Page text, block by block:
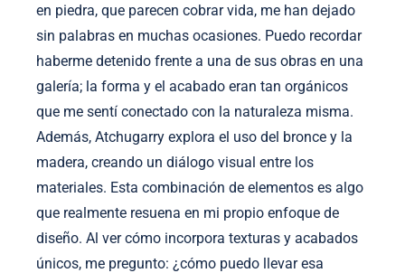
en piedra, que parecen cobrar vida, me han dejado
sin palabras en muchas ocasiones. Puedo recordar
haberme detenido frente a una de sus obras en una
galería; la forma y el acabado eran tan orgánicos
que me sentí conectado con la naturaleza misma.
Además, Atchugarry explora el uso del bronce y la
madera, creando un diálogo visual entre los
materiales. Esta combinación de elementos es algo
que realmente resuena en mi propio enfoque de
diseño. Al ver cómo incorpora texturas y acabados
únicos, me pregunto: ¿cómo puedo llevar esa